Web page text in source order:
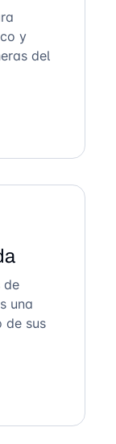
y
del
de
una
de sus